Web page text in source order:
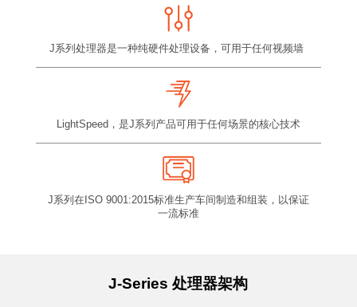
J系列处理器是一种纯硬件处理设备，可用于任何视频墙
LightSpeed，是J系列产品可用于任何场景的核心技术
J系列在ISO 9001:2015标准生产车间制造和组装，以保证
一流标准
J-Series 处理器架构